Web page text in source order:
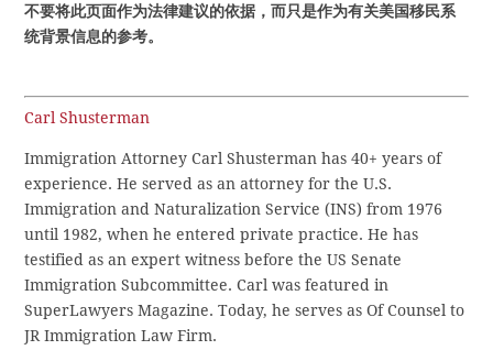
不要将此页面作为法律建议的依据，而只是作为有关美国移民系
统背景信息的参考。
Carl Shusterman
Immigration Attorney Carl Shusterman has 40+ years of
experience. He served as an attorney for the U.S.
Immigration and Naturalization Service (INS) from 1976
until 1982, when he entered private practice. He has
testified as an expert witness before the US Senate
Immigration Subcommittee. Carl was featured in
SuperLawyers Magazine. Today, he serves as Of Counsel to
JR Immigration Law Firm.